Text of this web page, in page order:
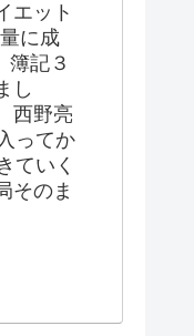
エット
に成
簿記３
し
西野亮
ってか
ていく
そのま